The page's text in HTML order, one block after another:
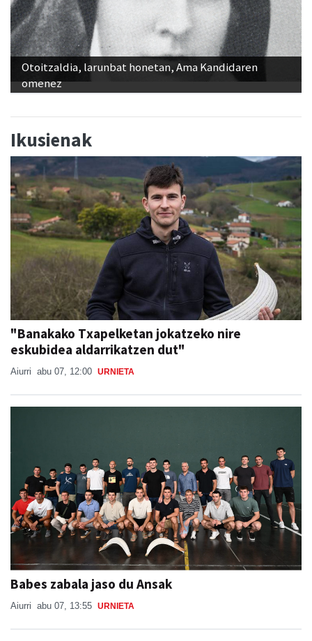
Otoitzaldia, larunbat honetan, Ama Kandidaren
omenez
Ikusienak
"Banakako Txapelketan jokatzeko nire
eskubidea aldarrikatzen dut"
Aiurri abu 07, 12:00 URNIETA
Babes zabala jaso du Ansak
Aiurri abu 07, 13:55 URNIETA